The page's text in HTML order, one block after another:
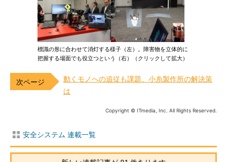
標識の形に合わせて消灯する様子（左）。障害物を立体的に
把握する場面でも役立つという（右）（クリックして拡大）
動くモノへの追従も課題、小糸製作所の解決策
は
Copyright © ITmedia, Inc. All Rights Reserved.
安全システム 連載一覧